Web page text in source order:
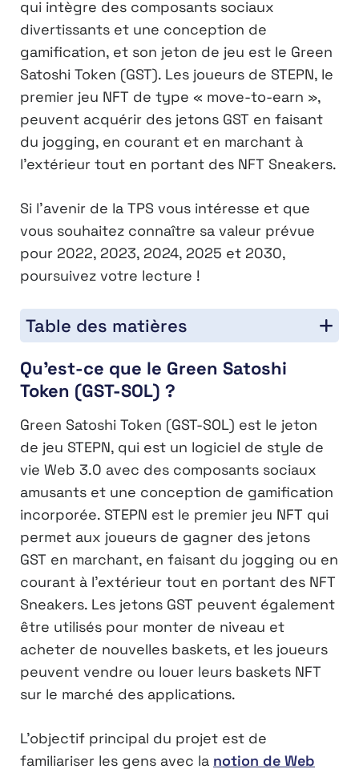
qui intègre des composants sociaux
divertissants et une conception de
gamification, et son jeton de jeu est le Green
Satoshi Token (GST). Les joueurs de STEPN, le
premier jeu NFT de type « move-to-earn »,
peuvent acquérir des jetons GST en faisant
du jogging, en courant et en marchant à
l’extérieur tout en portant des NFT Sneakers.
Si l’avenir de la TPS vous intéresse et que
vous souhaitez connaître sa valeur prévue
pour 2022, 2023, 2024, 2025 et 2030,
poursuivez votre lecture !
Table des matières
Qu’est-ce que le Green Satoshi
Token (GST-SOL) ?
Green Satoshi Token (GST-SOL) est le jeton
de jeu STEPN, qui est un logiciel de style de
vie Web 3.0 avec des composants sociaux
amusants et une conception de gamification
incorporée. STEPN est le premier jeu NFT qui
permet aux joueurs de gagner des jetons
GST en marchant, en faisant du jogging ou en
courant à l’extérieur tout en portant des NFT
Sneakers. Les jetons GST peuvent également
être utilisés pour monter de niveau et
acheter de nouvelles baskets, et les joueurs
peuvent vendre ou louer leurs baskets NFT
sur le marché des applications.
L’objectif principal du projet est de
familiariser les gens avec la notion de Web